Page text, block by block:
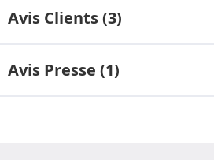
Avis Clients (3)
Avis Presse (1)